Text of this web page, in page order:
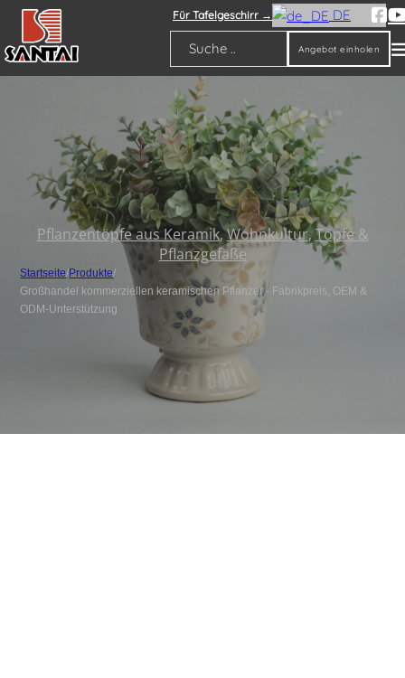
Für Tafelgeschirr → DE
Suche
Angebot einholen
Pflanzentöpfe aus Keramik,Wohnkultur,Töpfe &
Pflanzgefäße
Startseite/Produkte/
Großhandel kommerziellen keramischen Pflanzer - Fabrikpreis, OEM &
ODM-Unterstützung